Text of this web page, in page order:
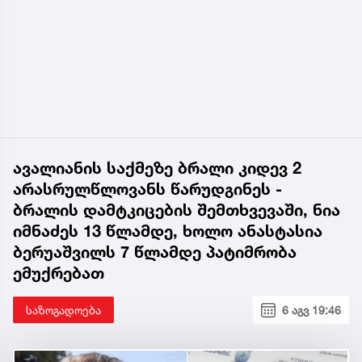
ავალიანის საქმეზე ბრალი კიდევ 2
არასრულწლოვანს წარუდგინეს -
ბრალის დამტკიცების შემთხვევაში, ნია
იმნაძეს 13 წლამდე, ხოლო ანასტასია
ბერუაშვილს 7 წლამდე პატიმრობა
ემუქრებათ
საზოგადოება 6 აგვ 19:46